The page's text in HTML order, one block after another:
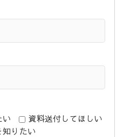
い
資料送付してほしい
知りたい